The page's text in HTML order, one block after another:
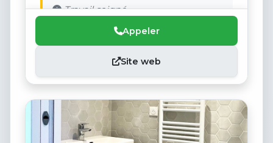
Travail soigné.
Appeler
Site web